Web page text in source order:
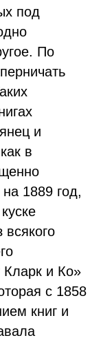
под
По
и
в
1889 год,
всякого
и Ко»
с 1858
книг и